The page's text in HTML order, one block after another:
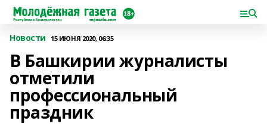
Новости 15 ИЮНЯ 2020, 06:35
В Башкирии журналисты
отметили
профессиональный
праздник